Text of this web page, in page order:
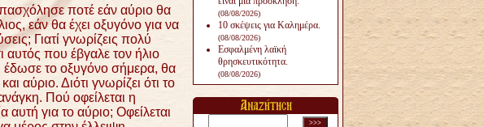
ποτέ εάν αύριο θα
εάν θα έχει οξυγόνο για να
Γιατί γνωρίζεις πολύ
αυτός που έβγαλε τον ήλιο
έδωσε το οξυγόνο σήμερα, θα
αύριο. Διότι γνωρίζει ότι το
Πού οφείλεται η
αυτή για το αύριο; Οφείλεται
(08/08/2026)
10 σκέψεις για Καλημέρα.
(08/08/2026)
Εσφαλμένη λαϊκή
θρησκευτικότητα.
(08/08/2026)